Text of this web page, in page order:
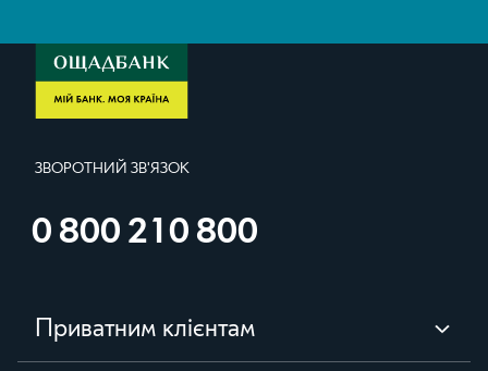
ЗВОРОТНИЙ ЗВ'ЯЗОК
0 800 210 800
Приватним клієнтам